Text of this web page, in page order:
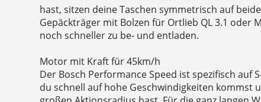
hast, sitzen deine Taschen symmetrisch auf
Gepäckträger mit Bolzen für Ortlieb QL 3.1 oder
noch schneller zu be- und entladen.
Motor mit Kraft für 45km/h
Der Bosch Performance Speed ist spezifisch auf
du schnell auf hohe Geschwindigkeiten kommst